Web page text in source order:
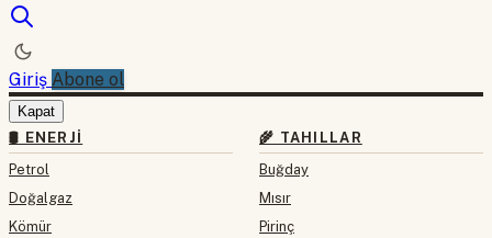
Giriş Abone ol
Kapat
🛢 ENERJI
Petrol
Doğalgaz
Kömür
🌾 TAHILLAR
Buğday
Mısır
Pirinç